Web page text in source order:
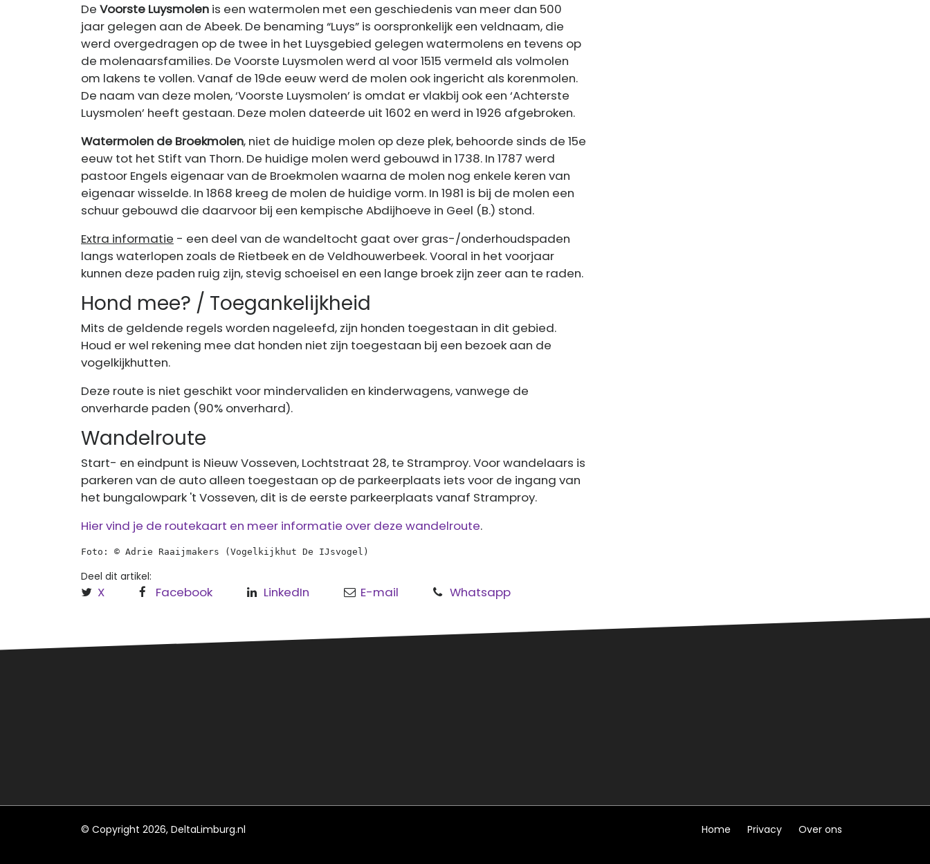
De Voorste Luysmolen is een watermolen met een geschiedenis van meer dan 500
jaar gelegen aan de Abeek. De benaming “Luys” is oorspronkelijk een veldnaam, die
werd overgedragen op de twee in het Luysgebied gelegen watermolens en tevens op
de molenaarsfamilies. De Voorste Luysmolen werd al voor 1515 vermeld als volmolen
om lakens te vollen. Vanaf de 19de eeuw werd de molen ook ingericht als korenmolen.
De naam van deze molen, ‘Voorste Luysmolen’ is omdat er vlakbij ook een ‘Achterste
Luysmolen’ heeft gestaan. Deze molen dateerde uit 1602 en werd in 1926 afgebroken.
Watermolen de Broekmolen, niet de huidige molen op deze plek, behoorde sinds de 15e
eeuw tot het Stift van Thorn. De huidige molen werd gebouwd in 1738. In 1787 werd
pastoor Engels eigenaar van de Broekmolen waarna de molen nog enkele keren van
eigenaar wisselde. In 1868 kreeg de molen de huidige vorm. In 1981 is bij de molen een
schuur gebouwd die daarvoor bij een kempische Abdijhoeve in Geel (B.) stond.
Extra informatie - een deel van de wandeltocht gaat over gras-/onderhoudspaden
langs waterlopen zoals de Rietbeek en de Veldhouwerbeek. Vooral in het voorjaar
kunnen deze paden ruig zijn, stevig schoeisel en een lange broek zijn zeer aan te raden.
Hond mee? / Toegankelijkheid
Mits de geldende regels worden nageleefd, zijn honden toegestaan in dit gebied.
Houd er wel rekening mee dat honden niet zijn toegestaan bij een bezoek aan de
vogelkijkhutten.
Deze route is niet geschikt voor mindervaliden en kinderwagens, vanwege de
onverharde paden (90% onverhard).
Wandelroute
Start- en eindpunt is Nieuw Vosseven, Lochtstraat 28, te Stramproy. Voor wandelaars is
parkeren van de auto alleen toegestaan op de parkeerplaats iets voor de ingang van
het bungalowpark 't Vosseven, dit is de eerste parkeerplaats vanaf Stramproy.
Hier vind je de routekaart en meer informatie over deze wandelroute.
Foto: © Adrie Raaijmakers (Vogelkijkhut De IJsvogel)
Deel dit artikel:
X Facebook LinkedIn E-mail Whatsapp
© Copyright 2026, DeltaLimburg.nl Home Privacy Over ons